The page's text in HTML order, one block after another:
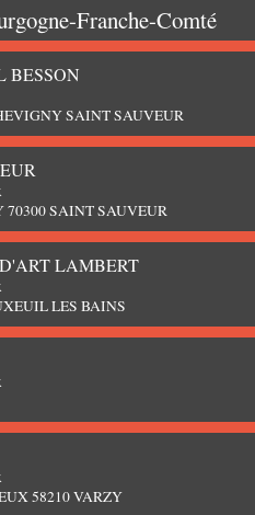
Franche-Comté
BESSON
SAINT SAUVEUR
70300 SAINT SAUVEUR
LAMBERT
LES BAINS
58210 VARZY